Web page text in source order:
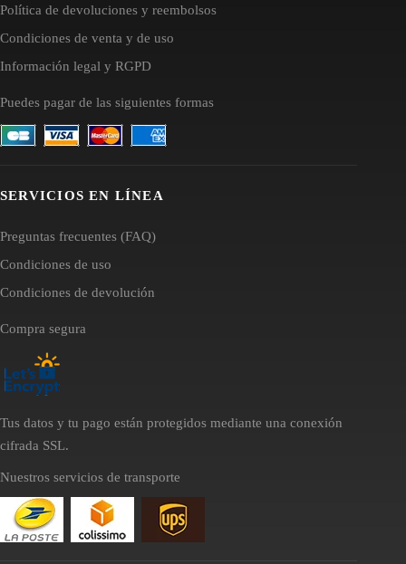
Política de devoluciones y reembolsos
Condiciones de venta y de uso
Información legal y RGPD
Puedes pagar de las siguientes formas
SERVICIOS EN LÍNEA
Preguntas frecuentes (FAQ)
Condiciones de uso
Condiciones de devolución
Compra segura
Tus datos y tu pago están protegidos mediante una conexión
cifrada SSL.
Nuestros servicios de transporte